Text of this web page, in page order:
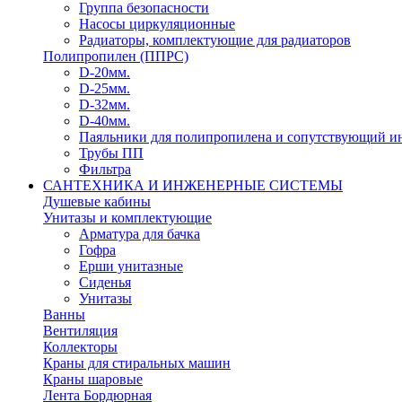
Группа безопасности
Насосы циркуляционные
Радиаторы, комплектующие для радиаторов
Полипропилен (ППРС)
D-20мм.
D-25мм.
D-32мм.
D-40мм.
Паяльники для полипропилена и сопутствующий
Трубы ПП
Фильтра
САНТЕХНИКА И ИНЖЕНЕРНЫЕ СИСТЕМЫ
Душевые кабины
Унитазы и комплектующие
Арматура для бачка
Гофра
Ерши унитазные
Сиденья
Унитазы
Ванны
Вентиляция
Коллекторы
Краны для стиральных машин
Краны шаровые
Лента Бордюрная